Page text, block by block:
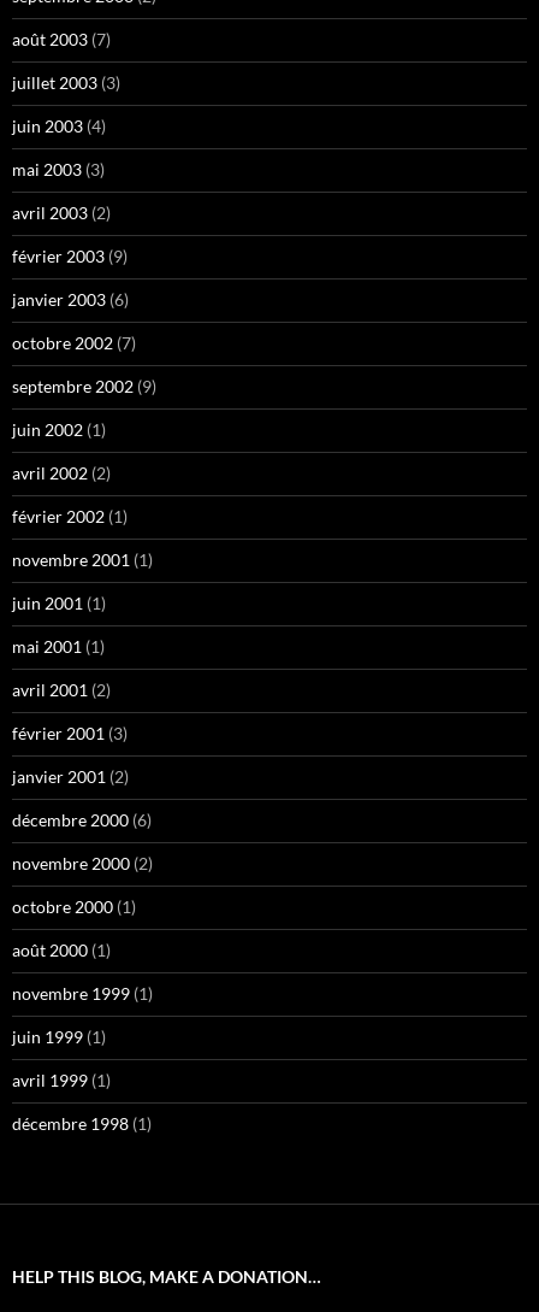
août 2003 (7)
juillet 2003 (3)
juin 2003 (4)
mai 2003 (3)
avril 2003 (2)
février 2003 (9)
janvier 2003 (6)
octobre 2002 (7)
septembre 2002 (9)
juin 2002 (1)
avril 2002 (2)
février 2002 (1)
novembre 2001 (1)
juin 2001 (1)
mai 2001 (1)
avril 2001 (2)
février 2001 (3)
janvier 2001 (2)
décembre 2000 (6)
novembre 2000 (2)
octobre 2000 (1)
août 2000 (1)
novembre 1999 (1)
juin 1999 (1)
avril 1999 (1)
décembre 1998 (1)
HELP THIS BLOG, MAKE A DONATION…